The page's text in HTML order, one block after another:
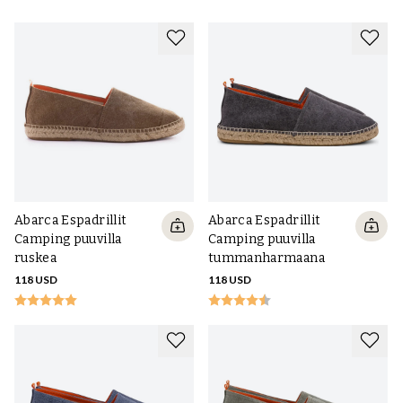
jälleenmyyjän kautta ympäri maailmaa.
Abarcan espadrillot valmistetaan perinteisellä tavalla, ja pohjan
pohja on valmistettu juuttiköysistä. Tätä täydentää
luonnonkumista valmistettu ulkopohja, joka lisää pitoa ja
kestävyyttä.
Abarca Espadrillit
Camping puuvilla
ruskea
118 USD
Abarca Espadrillit
Camping puuvilla
tummanharmaana
118 USD